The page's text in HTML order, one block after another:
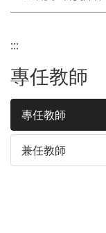
:::
專任教師
專任教師
兼任教師